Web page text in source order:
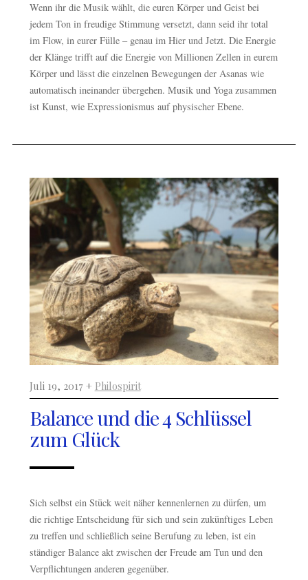
Wenn ihr die Musik wählt, die euren Körper und Geist bei
jedem Ton in freudige Stimmung versetzt, dann seid ihr total
im Flow, in eurer Fülle – genau im Hier und Jetzt. Die Energie
der Klänge trifft auf die Energie von Millionen Zellen in eurem
Körper und lässt die einzelnen Bewegungen der Asanas wie
automatisch ineinander übergehen. Musik und Yoga zusammen
ist Kunst, wie Expressionismus auf physischer Ebene.
Juli 19, 2017 + Philospirit
Balance und die 4 Schlüssel
zum Glück
Sich selbst ein Stück weit näher kennenlernen zu dürfen, um
die richtige Entscheidung für sich und sein zukünftiges Leben
zu treffen und schließlich seine Berufung zu leben, ist ein
ständiger Balance akt zwischen der Freude am Tun und den
Verpflichtungen anderen gegenüber.